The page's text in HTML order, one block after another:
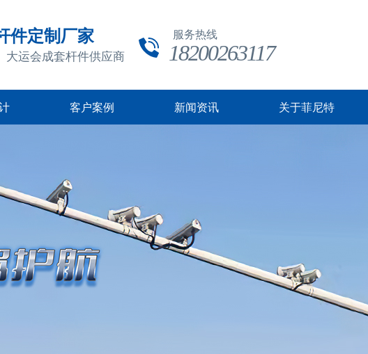
件定制厂家
大运会成套杆件供应商
服务热线
18200263117
客户案例 新闻资讯 关于菲尼特